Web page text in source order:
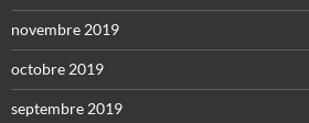
novembre 2019
octobre 2019
septembre 2019